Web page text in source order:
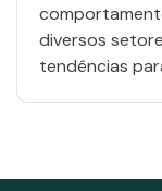
diversos
tendências